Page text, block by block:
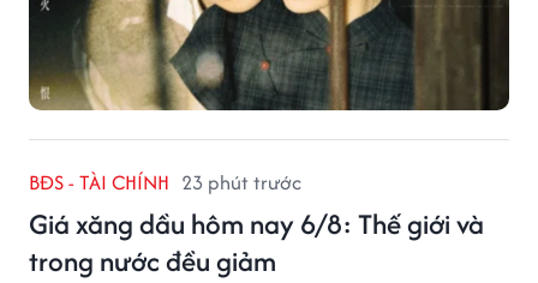
BĐS - TÀI CHÍNH 23 phút trước
Giá xăng dầu hôm nay 6/8: Thế giới và
trong nước đều giảm